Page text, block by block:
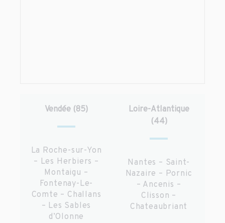
Vendée (85)
La Roche-sur-Yon
– Les Herbiers –
Montaigu –
Fontenay-Le-
Comte – Challans
– Les Sables
d’Olonne
Loire-Atlantique
(44)
Nantes – Saint-
Nazaire – Pornic
– Ancenis –
Clisson –
Chateaubriant